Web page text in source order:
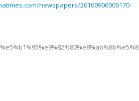
newspapers/20160906000170-